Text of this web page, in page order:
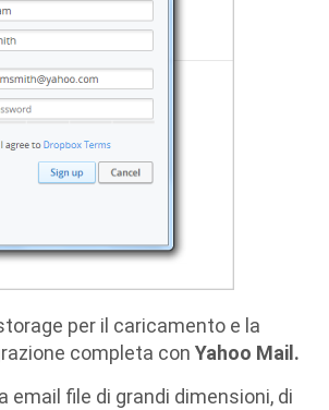
per il caricamento e la
completa con Yahoo Mail.
email file di grandi dimensioni, di